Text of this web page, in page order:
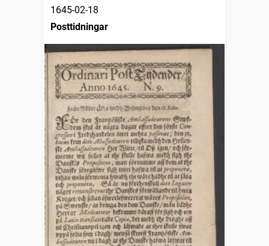
1645-02-18
Posttidningar